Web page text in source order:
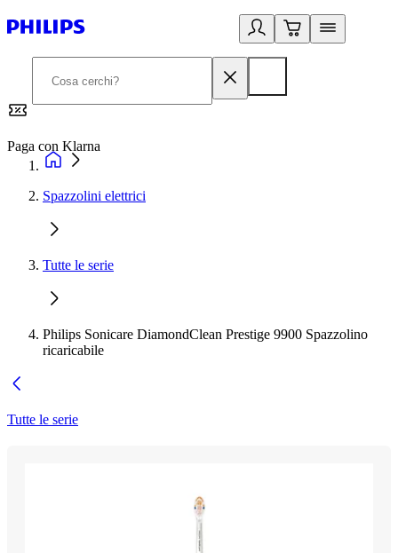
Paga con Klarna
Spazzolini elettrici
Tutte le serie
Philips Sonicare DiamondClean Prestige 9900 Spazzolino
ricaricabile
Tutte le serie